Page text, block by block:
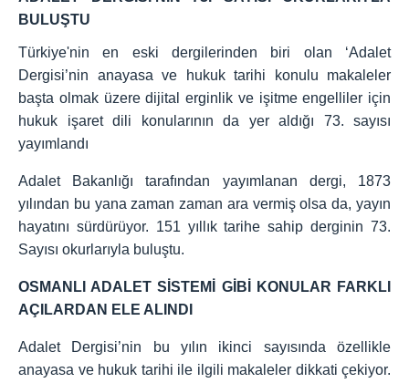
FOTOĞRAF ARŞİVİ
BÜLTEN
İLETİŞİM
BULUŞTU
Türkiye'nin en eski dergilerinden biri olan ‘Adalet
Dergisi’nin anayasa ve hukuk tarihi konulu makaleler
başta olmak üzere dijital erginlik ve işitme engelliler için
hukuk işaret dili konularının da yer aldığı 73. sayısı
yayımlandı
Adalet Bakanlığı tarafından yayımlanan dergi, 1873
yılından bu yana zaman zaman ara vermiş olsa da, yayın
hayatını sürdürüyor. 151 yıllık tarihe sahip derginin 73.
Sayısı okurlarıyla buluştu.
OSMANLI ADALET SİSTEMİ GİBİ KONULAR FARKLI
AÇILARDAN ELE ALINDI
Adalet Dergisi’nin bu yılın ikinci sayısında özellikle
anayasa ve hukuk tarihi ile ilgili makaleler dikkati çekiyor.